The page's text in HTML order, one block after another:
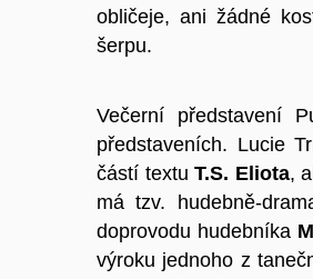
obličeje, ani žádné
šerpu.
Večerní představení
představeních. Lucie
částí textu T.S. Eliota,
má tzv. hudebně-
doprovodu hudebníka
výroku jednoho z